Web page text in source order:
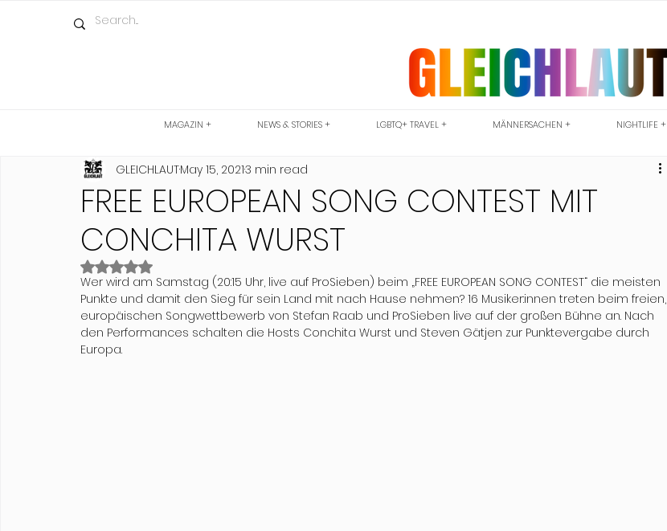
MAGAZIN + NEWS & STORIES + LGBTQ+ TRAVEL + MÄNNERSACHEN + NIGHTLIFE +
FREE EUROPEAN SONG CONTEST MIT
CONCHITA WURST
GLEICHLAUTMay 15, 20213 min read
Rated NaN out of 5 stars.
Wer wird am Samstag (20:15 Uhr, live auf ProSieben) beim „FREE EUROPEAN SONG CONTEST“ die meisten
Punkte und damit den Sieg für sein Land mit nach Hause nehmen? 16 Musiker:innen treten beim freien,
europäischen Songwettbewerb von Stefan Raab und ProSieben live auf der großen Bühne an. Nach
den Performances schalten die Hosts Conchita Wurst und Steven Gätjen zur Punktevergabe durch
Europa.